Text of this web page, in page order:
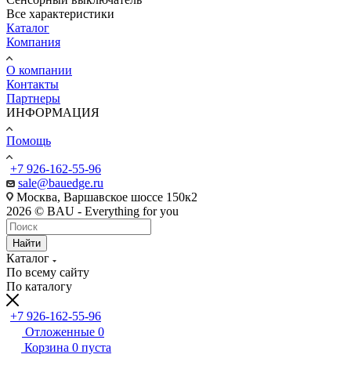
Все характеристики
Каталог
Компания
О компании
Контакты
Партнеры
ИНФОРМАЦИЯ
Помощь
+7 926-162-55-96
sale@bauedge.ru
Москва, Варшавское шоссе 150к2
2026 © BAU - Everything for you
Найти
Каталог
По всему сайту
По каталогу
+7 926-162-55-96
Отложенные 0
Корзина 0 пуста